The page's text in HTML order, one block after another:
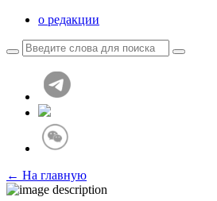
о редакции
← На главную